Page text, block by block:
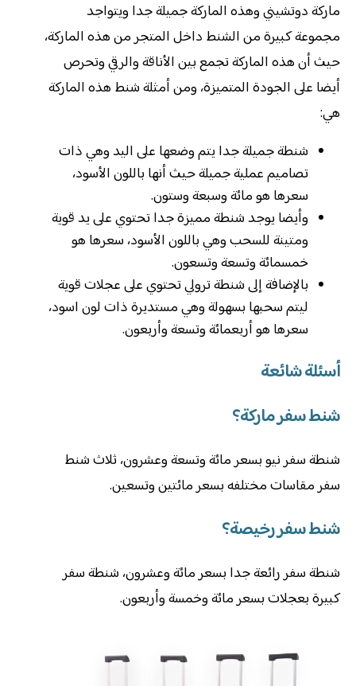
ماركة دوتشيني وهذه الماركة جميلة جدا ويتواجد
مجموعة كبيرة من الشنط داخل المتجر من هذه الماركة،
حيث أن هذه الماركة تجمع بين الأناقة والرقي وتحرص
أيضا على الجودة المتميزة، ومن أمثلة شنط هذه الماركة
هي:
شنطة جميلة جدا يتم وضعها على اليد وهي ذات
تصاميم عملية جميلة حيث أنها باللون الأسود،
سعرها هو مائة وسبعة وستون.
وأيضا يوجد شنطة مميزة جدا تحتوي على يد قوية
ومتينة للسحب وهي باللون الأسود، سعرها هو
خمسمائة وتسعة وتسعون.
بالإضافة إلى شنطة ترولي تحتوي على عجلات قوية
ليتم سحبها بسهولة وهي مستديرة ذات لون اسود،
سعرها هو أربعمائة وتسعة وأربعون.
أسئلة شائعة
شنط سفر ماركة؟
شنطة سفر نيو بسعر مائة وتسعة وعشرون، ثلاث شنط
سفر مقاسات مختلفه بسعر مائتين وتسعين.
شنط سفر رخيصة؟
شنطة سفر رائعة جدا بسعر مائة وعشرون، شنطة سفر
كبيرة بعجلات بسعر مائة وخمسة وأربعون.